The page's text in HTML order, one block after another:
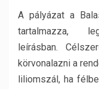
A pályázat a
tartalmazza,
leírásban.
körvonalazni a
liliomszál, ha